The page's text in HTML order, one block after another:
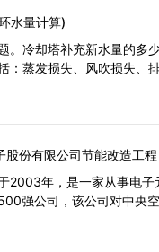
水量计算)
。冷却塔补充新水量的多
括：蒸发损失、风吹损
股份有限公司节能改造工程
2003年，是一家从事电
强公司，该公司对中央